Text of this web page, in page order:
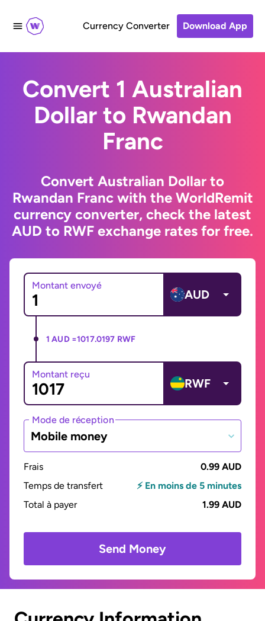
Currency Converter Download App
Convert 1 Australian
Dollar to Rwandan
Franc
Convert Australian Dollar to
Rwandan Franc with the WorldRemit
currency converter, check the latest
AUD to RWF exchange rates for free.
Montant envoyé
AUD
1 AUD =1017.0197 RWF
Montant reçu
RWF
Mode de réception
Mobile money
Frais
0.99 AUD
Temps de transfert
⚡ En moins de 5 minutes
Total à payer
1.99 AUD
Send Money